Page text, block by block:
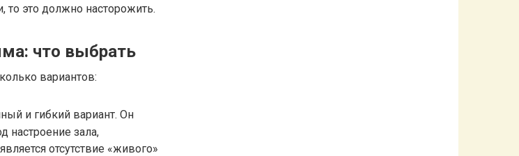
то это должно насторожить.
что выбрать
вариантов:
и гибкий вариант. Он
настроение зала,
отсутствие «живого»